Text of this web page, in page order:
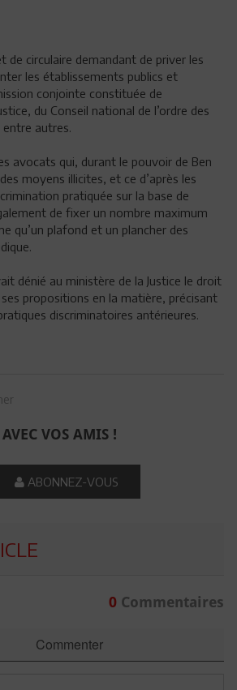
de circulaire demandant de priver les
les établissements publics et
conjointe constituée de
du Conseil national de l’ordre des
entre autres.
avocats qui, durant le pouvoir de Ben
moyens illicites, et ce d’après les
pratiquée sur la base de
de fixer un nombre maximum
qu’un plafond et un plancher des
dénié au ministère de la Justice le droit
propositions en la matière, précisant
discriminatoires antérieures.
VOS AMIS !
ABONNEZ-VOUS
0Commentaires
Commenter